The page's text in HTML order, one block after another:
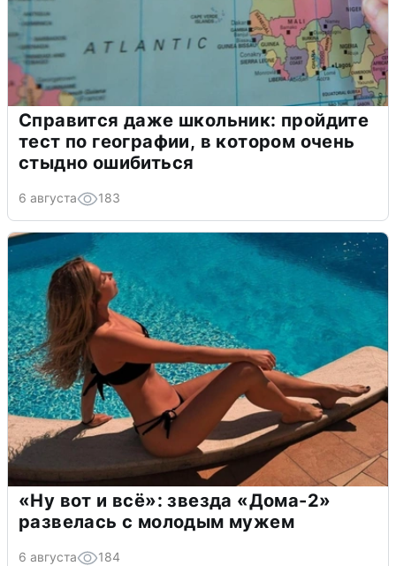
Справится даже школьник: пройдите
тест по географии, в котором очень
стыдно ошибиться
6 августа 183
«Ну вот и всё»: звезда «Дома-2»
развелась с молодым мужем
6 августа 184